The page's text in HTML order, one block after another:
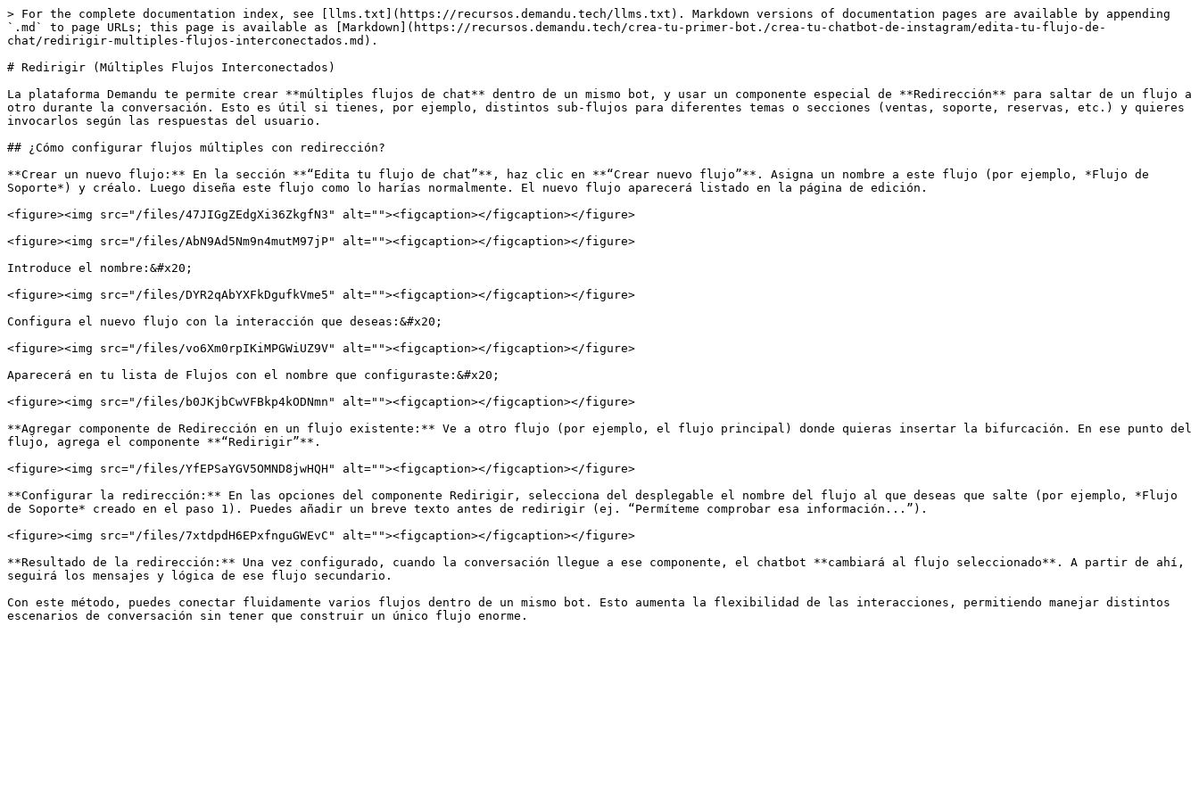
> For the complete documentation index, see [llms.txt](https://recursos.demandu.tech/llms.txt). Markdown versions of documentation pages are available by appending
`.md` to page URLs; this page is available as [Markdown](https://recursos.demandu.tech/crea-tu-primer-bot./crea-tu-chatbot-de-instagram/edita-tu-flujo-de-
chat/redirigir-multiples-flujos-interconectados.md).
# Redirigir (Múltiples Flujos Interconectados)
La plataforma Demandu te permite crear **múltiples flujos de chat** dentro de un mismo bot, y usar un componente especial de **Redirección** para saltar de un flujo a
otro durante la conversación. Esto es útil si tienes, por ejemplo, distintos sub-flujos para diferentes temas o secciones (ventas, soporte, reservas, etc.) y quieres
invocarlos según las respuestas del usuario.
## ¿Cómo configurar flujos múltiples con redirección?
**Crear un nuevo flujo:** En la sección **“Edita tu flujo de chat”**, haz clic en **“Crear nuevo flujo”**. Asigna un nombre a este flujo (por ejemplo, *Flujo de
Soporte*) y créalo. Luego diseña este flujo como lo harías normalmente. El nuevo flujo aparecerá listado en la página de edición.
<figure><img src="/files/47JIGgZEdgXi36ZkgfN3" alt=""><figcaption></figcaption></figure>
<figure><img src="/files/AbN9Ad5Nm9n4mutM97jP" alt=""><figcaption></figcaption></figure>
Introduce el nombre:&#x20;
<figure><img src="/files/DYR2qAbYXFkDgufkVme5" alt=""><figcaption></figcaption></figure>
Configura el nuevo flujo con la interacción que deseas:&#x20;
<figure><img src="/files/vo6Xm0rpIKiMPGWiUZ9V" alt=""><figcaption></figcaption></figure>
Aparecerá en tu lista de Flujos con el nombre que configuraste:&#x20;
<figure><img src="/files/b0JKjbCwVFBkp4kODNmn" alt=""><figcaption></figcaption></figure>
**Agregar componente de Redirección en un flujo existente:** Ve a otro flujo (por ejemplo, el flujo principal) donde quieras insertar la bifurcación. En ese punto del
flujo, agrega el componente **“Redirigir”**.
<figure><img src="/files/YfEPSaYGV5OMND8jwHQH" alt=""><figcaption></figcaption></figure>
**Configurar la redirección:** En las opciones del componente Redirigir, selecciona del desplegable el nombre del flujo al que deseas que salte (por ejemplo, *Flujo
de Soporte* creado en el paso 1). Puedes añadir un breve texto antes de redirigir (ej. “Permíteme comprobar esa información...”).
<figure><img src="/files/7xtdpdH6EPxfnguGWEvC" alt=""><figcaption></figcaption></figure>
**Resultado de la redirección:** Una vez configurado, cuando la conversación llegue a ese componente, el chatbot **cambiará al flujo seleccionado**. A partir de ahí,
seguirá los mensajes y lógica de ese flujo secundario.
Con este método, puedes conectar fluidamente varios flujos dentro de un mismo bot. Esto aumenta la flexibilidad de las interacciones, permitiendo manejar distintos